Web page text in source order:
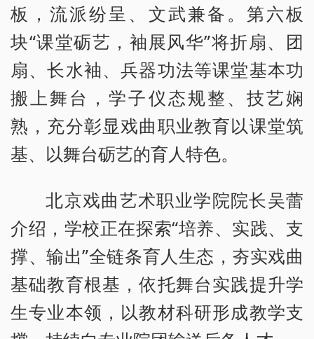
板，流派纷呈、文武兼备。第六板
块“课堂砺艺，袖展风华”将折扇、团
扇、长水袖、兵器功法等课堂基本功
搬上舞台，学子仪态规整、技艺娴
熟，充分彰显戏曲职业教育以课堂筑
基、以舞台砺艺的育人特色。
北京戏曲艺术职业学院院长吴蕾
介绍，学校正在探索“培养、实践、支
撑、输出”全链条育人生态，夯实戏曲
基础教育根基，依托舞台实践提升学
生专业本领，以教材科研形成教学支